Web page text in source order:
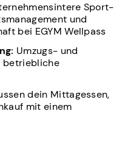
Sport-
und
bei EGYM Wellpass
Umzugs- und
betriebliche
dein Mittagessen,
mit einem